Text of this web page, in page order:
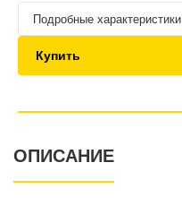
Подробные характеристики
Купить
ОПИСАНИЕ